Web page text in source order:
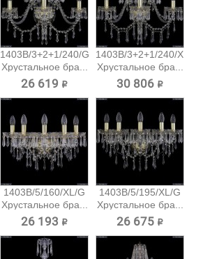
1403B/3+2+1/240/G
Хрустальное бра...
26 619 ₽
1403B/3+2+1/240/XL/G
Хрустальное бра...
30 806 ₽
1403B/5/160/XL/G
Хрустальное бра...
26 193 ₽
1403B/5/195/XL/G
Хрустальное бра...
26 675 ₽